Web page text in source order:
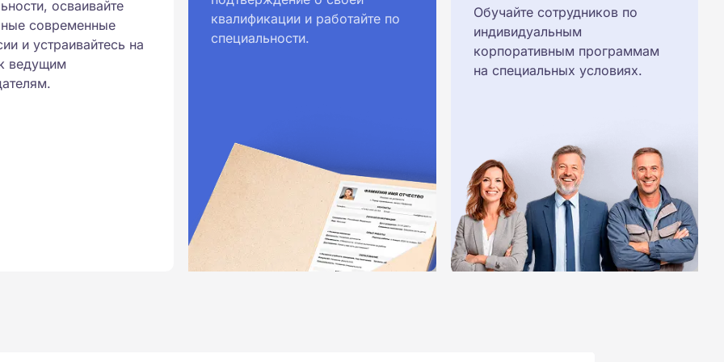
образования.
принимаются
осваивайте
современные
и устраивайтесь на
ведущим
квалификации и работайте по
специальности.
Обучайте сотрудников по
индивидуальным
корпоративным программам
на специальных условиях.